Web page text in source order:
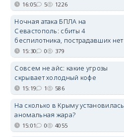
16:05 5 1226
Ночная атака БПЛА на
Севастополь: сбиты 4
беспилотника, пострадавших нет
15:30 0 379
Совсем не айс: какие угрозы
скрывает холодный кофе
15:19 1 586
На сколько в Крыму установилась
аномальная жара?
15:01 0 4055